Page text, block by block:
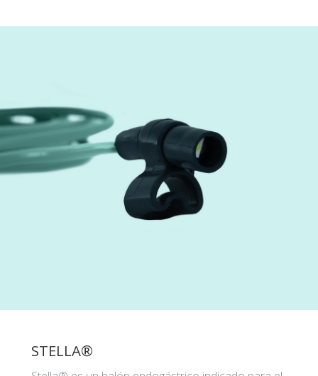
STELLA®